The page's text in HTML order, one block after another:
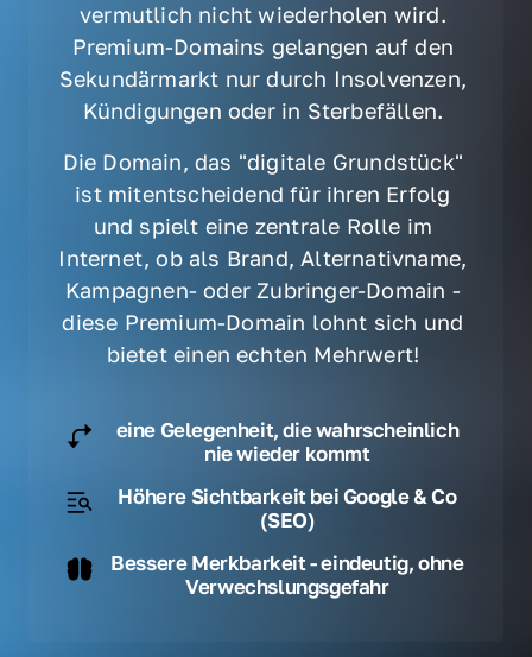
vermutlich nicht wiederholen wird.
Premium-Domains gelangen auf den
Sekundärmarkt nur durch Insolvenzen,
Kündigungen oder in Sterbefällen.
Die Domain, das "digitale Grundstück"
ist mitentscheidend für ihren Erfolg
und spielt eine zentrale Rolle im
Internet, ob als Brand, Alternativname,
Kampagnen- oder Zubringer-Domain -
diese Premium-Domain lohnt sich und
bietet einen echten Mehrwert!
eine Gelegenheit, die wahrscheinlich
nie wieder kommt
Höhere Sichtbarkeit bei Google & Co
(SEO)
Bessere Merkbarkeit - eindeutig, ohne
Verwechslungsgefahr